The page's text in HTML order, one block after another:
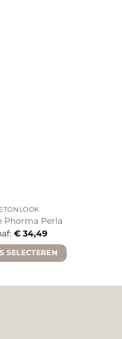
Phorma Perla
€34,49
SELECTEREN